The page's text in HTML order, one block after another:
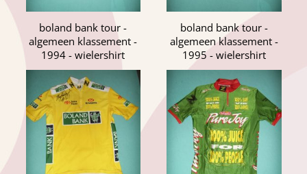
boland bank tour -
algemeen klassement -
1994 - wielershirt
boland bank tour -
algemeen klassement -
1995 - wielershirt